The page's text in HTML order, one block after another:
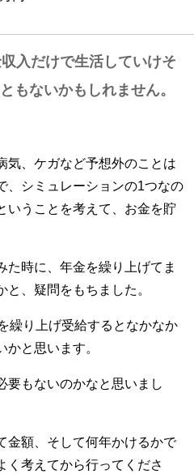
入だけで生活していけそ
もないかもしれません。
気、ケガなど予想外のことは
、シミュレーションの1つなの
いうことを考えて、お金を貯
た時に、年金を繰り上げてま
、疑問をもちました。
繰り上げ受給するとなかなか
かと思います。
要もないのかなと思いまし
金額、そして何年かけるかで
く考えてから行ってくださ